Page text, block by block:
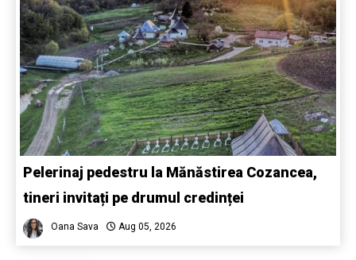
Pelerinaj pedestru la Mănăstirea Cozancea,
tineri invitați pe drumul credinței
Oana Sava Aug 05, 2026